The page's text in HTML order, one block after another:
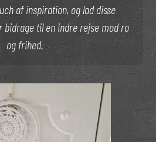
af inspiration, og lad disse
til en indre rejse mod ro
og frihed.